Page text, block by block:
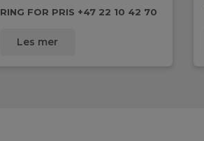
RING FOR PRIS +47 22 10 42 70
Les mer